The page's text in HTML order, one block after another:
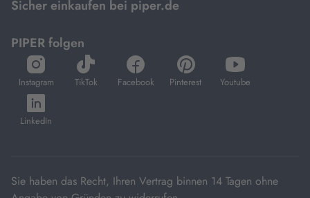
Sicher einkaufen bei piper.de
PIPER folgen
Instagram
öffnet
in
neuem
Tab
TikTok
öffnet
in
Facebook
öffnet
in
Pinterest
öffnet
in
Youtube
öffnet
in
LinkedIn
öffnet
in
Sie haben das Recht, Ihren Vertrag binnen 14 Tagen ohne